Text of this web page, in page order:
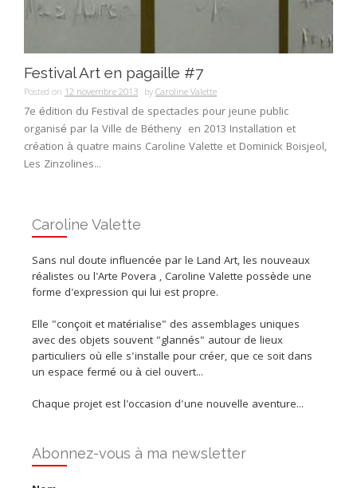
Festival Art en pagaille #7
Posted on 12 novembre 2013 byCaroline Valette
7e édition du Festival de spectacles pour jeune public
organisé par la Ville de Bétheny en 2013 Installation et
création à quatre mains Caroline Valette et Dominick Boisjeol,
Les Zinzolines...
Caroline Valette
Sans nul doute influencée par le Land Art, les nouveaux
réalistes ou l'Arte Povera , Caroline Valette possède une
forme d'expression qui lui est propre.
Elle "conçoit et matérialise" des assemblages uniques
avec des objets souvent "glannés" autour de lieux
particuliers où elle s'installe pour créer, que ce soit dans
un espace fermé ou à ciel ouvert...
Chaque projet est l'occasion d'une nouvelle aventure...
Abonnez-vous à ma newsletter